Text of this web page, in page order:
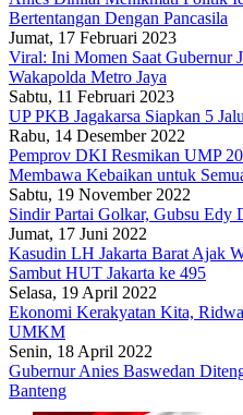
Bertentangan Dengan Pancasila
Jumat, 17 Februari 2023
Viral: Ini Momen Saat Gubernur
Wakapolda Metro Jaya
Sabtu, 11 Februari 2023
UP PKB Jagakarsa Siapkan 5
Rabu, 14 Desember 2022
Pemprov DKI Resmikan UMP
Membawa Kebaikan untuk
Sabtu, 19 November 2022
Sindir Partai Golkar, Gubsu Edy
Jumat, 17 Juni 2022
Kasudin LH Jakarta Barat Ajak
Sambut HUT Jakarta ke 495
Selasa, 19 April 2022
Ekonomi Kerakyatan Kita,
UMKM
Senin, 18 April 2022
Gubernur Anies Baswedan
Banteng